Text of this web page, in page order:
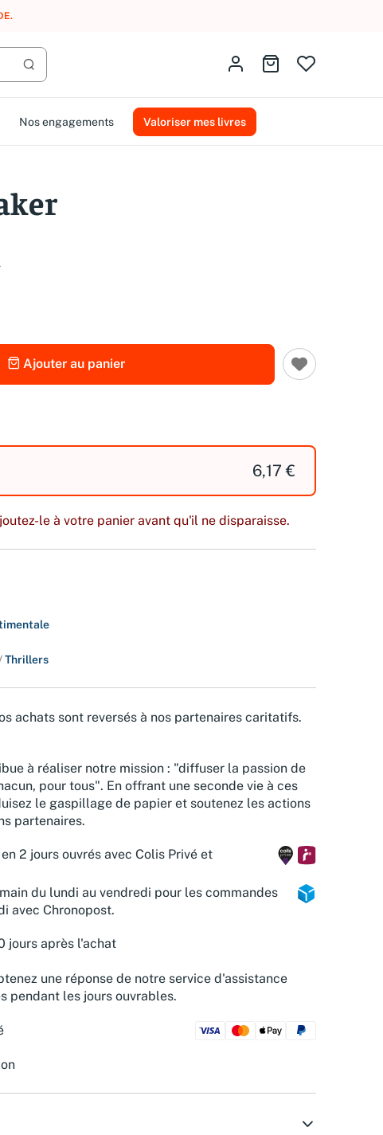
AMMAREAL.
Lancer la recherche
Identifiez-vousAller au panier
Nos engagements Valoriser mes livres
Ajouter au panier
6,17 €
le à votre panier avant qu'il ne disparaisse.
/Thrillers
achats sont reversés à nos partenaires caritatifs.
à réaliser notre mission : "diffuser la passion de
pour tous". En offrant une seconde vie à ces
le gaspillage de papier et soutenez les actions
partenaires.
2 jours ouvrés avec Colis Privé et
du lundi au vendredi pour les commandes
avec Chronopost.
jours après l'achat
une réponse de notre service d'assistance
pendant les jours ouvrables.